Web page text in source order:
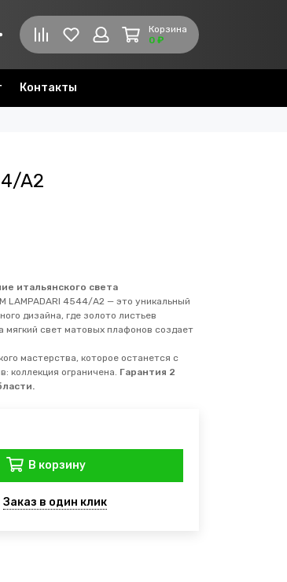
Корзина
0 ₽
Контакты
A2
итальянского света
LAMPADARI 4544/А2 — это уникальный
дизайна, где золото листьев
свет матовых плафонов создает
мастерства, которое останется с
коллекция ограничена. Гарантия 2
В корзину
Заказ в один клик